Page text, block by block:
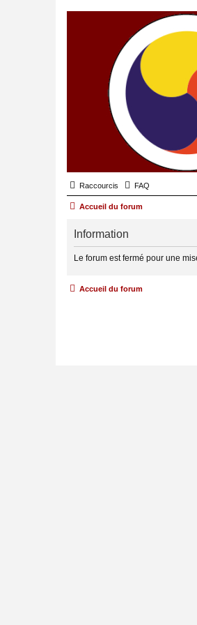
Raccourcis FAQ
Accueil du forum
Information
Le forum est fermé pour une
Accueil du forum